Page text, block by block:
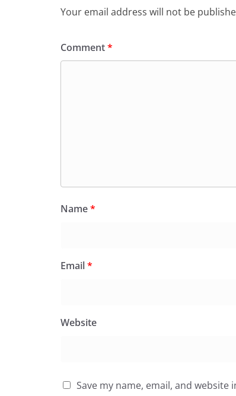
Your email address will not be
Comment*
Name*
Email*
Website
Save my name, email, and